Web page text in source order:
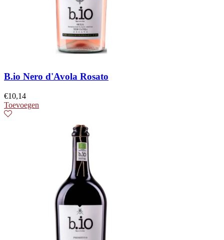
B.io Nero d'Avola Rosato
€10,14
Toevoegen